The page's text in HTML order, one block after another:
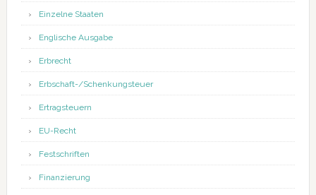
Einzelne Staaten
Englische Ausgabe
Erbrecht
Erbschaft-/Schenkungsteuer
Ertragsteuern
EU-Recht
Festschriften
Finanzierung